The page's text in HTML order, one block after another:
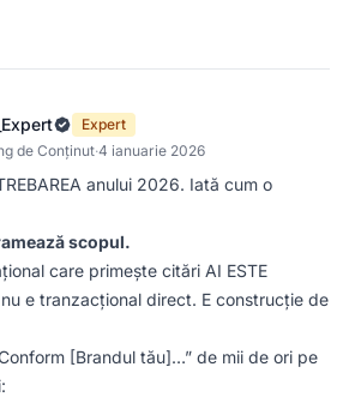
Expert
de Conținut·4 ianuarie 2026
anului 2026. Iată cum o
scopul.
care primește citări AI ESTE
e tranzacțional direct. E construcție de
[Brandul tău]…” de mii de ori pe